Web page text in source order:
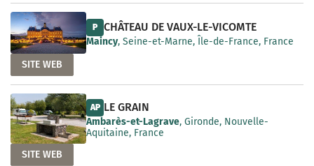
P CHÂTEAU DE VAUX-LE-VICOMTE
Maincy, Seine-et-Marne, Île-de-France, France
SITE WEB
AP LE GRAIN
Ambarès-et-Lagrave, Gironde, Nouvelle-
Aquitaine, France
SITE WEB